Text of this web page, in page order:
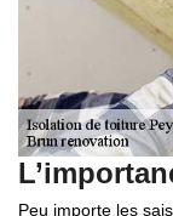
Peu importe les